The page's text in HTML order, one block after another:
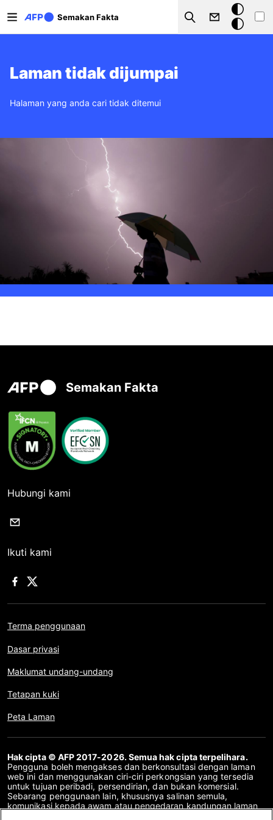
Semakan Fakta
Search
Mod
gelap
Laman tidak dijumpai
Halaman yang anda cari tidak ditemui
Semakan Fakta
Hubungi kami
Ikuti kami
Terma penggunaan
Dasar privasi
Maklumat undang-undang
Tetapan kuki
Peta Laman
Hak cipta © AFP 2017-2026. Semua hak cipta terpelihara.
Pengguna boleh mengakses dan berkonsultasi dengan laman
web ini dan menggunakan ciri-ciri perkongsian yang tersedia
untuk tujuan peribadi, persendirian, dan bukan komersial.
Sebarang penggunaan lain, khususnya salinan semula,
komunikasi kepada awam atau pengedaran kandungan laman